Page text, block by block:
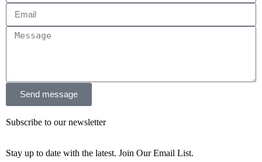
Send message
Subscribe to our newsletter
Stay up to date with the latest. Join Our Email List.